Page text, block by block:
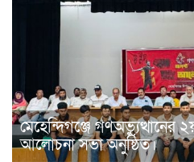
মেহেন্দিগঞ্জে গণঅভ্যুত্থানের
আলোচনা সভা অনুষ্ঠিত।